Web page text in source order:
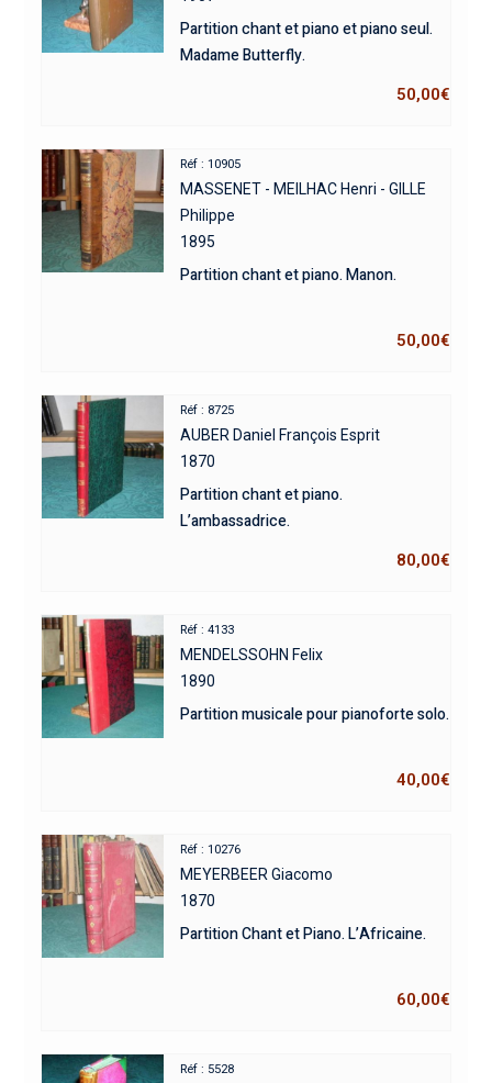
Partition chant et piano et piano seul.
Madame Butterfly.
50,00€
Réf : 10905
MASSENET - MEILHAC Henri - GILLE
Philippe
1895
Partition chant et piano. Manon.
50,00€
Réf : 8725
AUBER Daniel François Esprit
1870
Partition chant et piano.
L’ambassadrice.
80,00€
Réf : 4133
MENDELSSOHN Felix
1890
Partition musicale pour pianoforte solo.
40,00€
Réf : 10276
MEYERBEER Giacomo
1870
Partition Chant et Piano. L’Africaine.
60,00€
Réf : 5528